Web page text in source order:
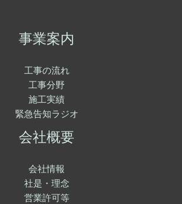
事業案内
工事の流れ
工事分野
施工実績
緊急告知ラジオ
会社概要
会社情報
社是・理念
営業許可等